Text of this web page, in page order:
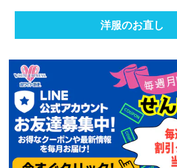
洋服のお直し